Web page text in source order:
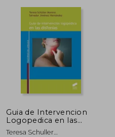
$ 35.82
Guia de Intervencion
Logopedica en las
Disfonias
Teresa Schuller